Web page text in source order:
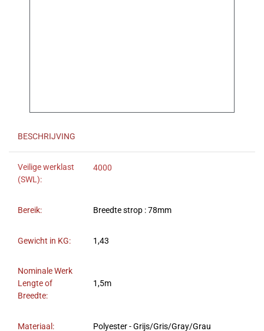
BESCHRIJVING
Veilige werklast
(SWL):
4000
Bereik: Breedte strop : 78mm
Gewicht in KG: 1,43
Nominale Werk
Lengte of
Breedte:
1,5m
Materiaal: Polyester - Grijs/Gris/Gray/Grau